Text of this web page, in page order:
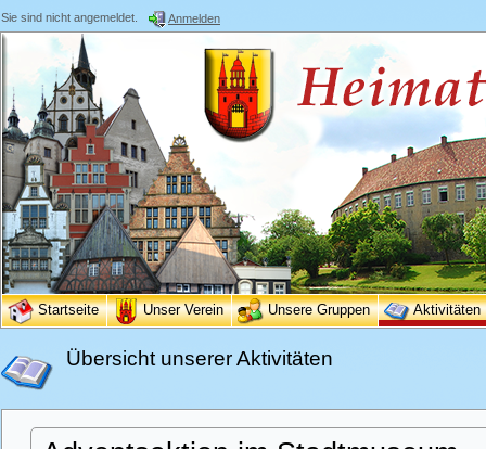
Sie sind nicht angemeldet. Anmelden
Startseite Unser Verein Unsere Gruppen Aktivitäten
Übersicht unserer Aktivitäten